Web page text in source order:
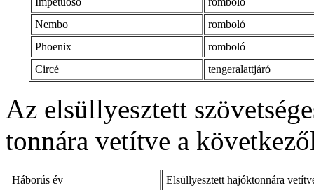
Nembo
romboló
Phoenix
romboló
Circé
tengeralattjáró
Az elsüllyesztett
tonnára vetítve a
Háborús év
Elsüllyesztett hajóktonnára